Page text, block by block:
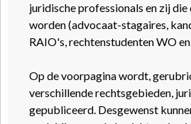
juridische professionals en zij
worden (advocaat-stagaires,
RAIO's, rechtenstudenten WO
Op de voorpagina wordt,
verschillende rechtsgebieden,
gepubliceerd. Desgewenst